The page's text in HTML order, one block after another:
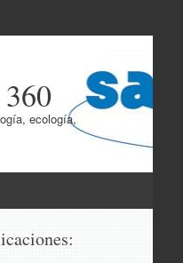
ecología,